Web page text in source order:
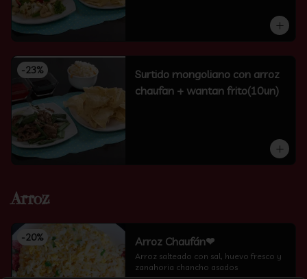
-23%
Surtido mongoliano con arroz
chaufan + wantan frito(10un)
Arroz
-20% Arroz Chaufán❤
Arroz salteado con sal, huevo fresco y
zanahoria chancho asados